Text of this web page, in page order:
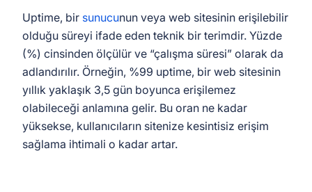
Uptime, bir sunucunun veya web sitesinin erişilebilir
olduğu süreyi ifade eden teknik bir terimdir. Yüzde
(%) cinsinden ölçülür ve “çalışma süresi” olarak da
adlandırılır. Örneğin, %99 uptime, bir web sitesinin
yıllık yaklaşık 3,5 gün boyunca erişilemez
olabileceği anlamına gelir. Bu oran ne kadar
yüksekse, kullanıcıların sitenize kesintisiz erişim
sağlama ihtimali o kadar artar.